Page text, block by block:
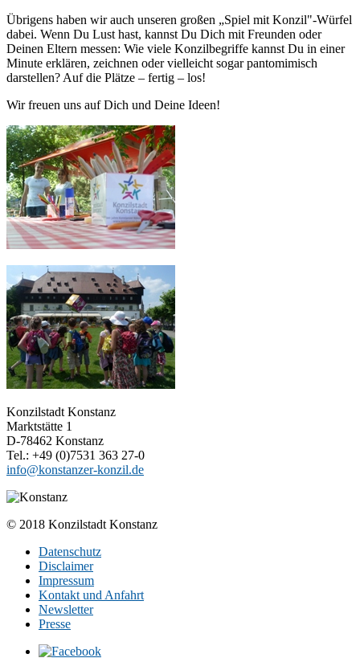
Übrigens haben wir auch unseren großen „Spiel mit Konzil"-Würfel
dabei. Wenn Du Lust hast, kannst Du Dich mit Freunden oder
Deinen Eltern messen: Wie viele Konzilbegriffe kannst Du in einer
Minute erklären, zeichnen oder vielleicht sogar pantomimisch
darstellen? Auf die Plätze – fertig – los!
Wir freuen uns auf Dich und Deine Ideen!
Konzilstadt Konstanz
Marktstätte 1
D-78462 Konstanz
Tel.: +49 (0)7531 363 27-0
info@konstanzer-konzil.de
© 2018 Konzilstadt Konstanz
Datenschutz
Disclaimer
Impressum
Kontakt und Anfahrt
Newsletter
Presse